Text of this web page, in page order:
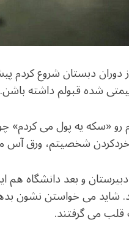
دوران دبستان شروع کردم
شده قبولم داشته باشن.
رو «سکه یه پول می کردم»
شخصیتم، ورق آس
و بعد دانشگاه هم
شاید می خواستن نشون
می گرفتند.